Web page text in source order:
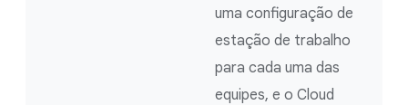
uma configuração de
estação de trabalho
para cada uma das
equipes, e o Cloud